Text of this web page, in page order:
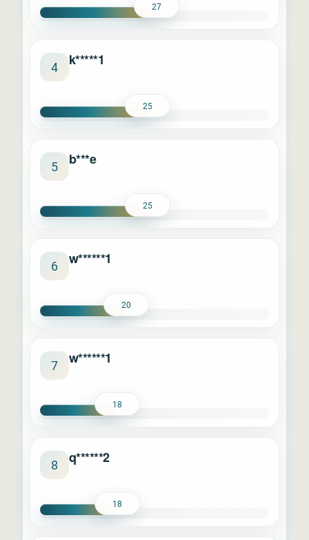
27
4 k*****1
25
5 b***e
25
6 w******1
20
7 w******1
18
8 q******2
18